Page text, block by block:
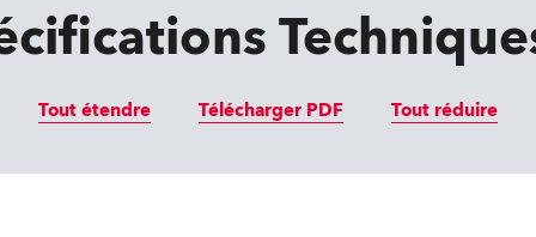
Tout étendre Télécharger PDF Tout réduire